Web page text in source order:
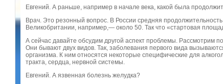
Евгений. А раньше, например в начале века, какой была
Врач. Это резонный вопрос. В России средняя
Великобритании, например,— около 50. Так что «стартовая
А сейчас давайте обсудим другой аспект проблемы. Рассмотрим
Они бывают двух видов. Так, заболевания первого вида
организма. К ним относятся некоторые специфические для
тракта, сердца, нервной системы.
Евгений. А язвенная болезнь желудка?